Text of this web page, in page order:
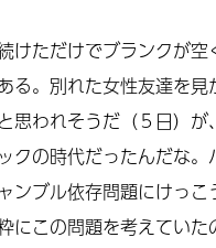
けただけでブランクが空
る。別れた女性友達を見
思われそうだ（５日）が
クの時代だったんだな。
ンブル依存問題にけっこ
にこの問題を考えていた